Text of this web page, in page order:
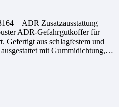
+ ADR Zusatzausstattung –
ADR-Gefahrgutkoffer für
Gefertigt aus schlagfestem und
mit Gummidichtung,…